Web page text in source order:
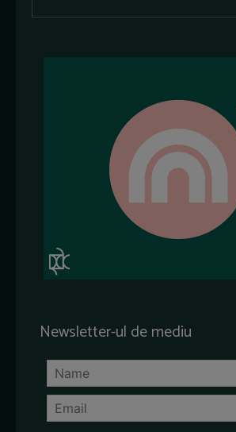
Newsletter-ul de mediu